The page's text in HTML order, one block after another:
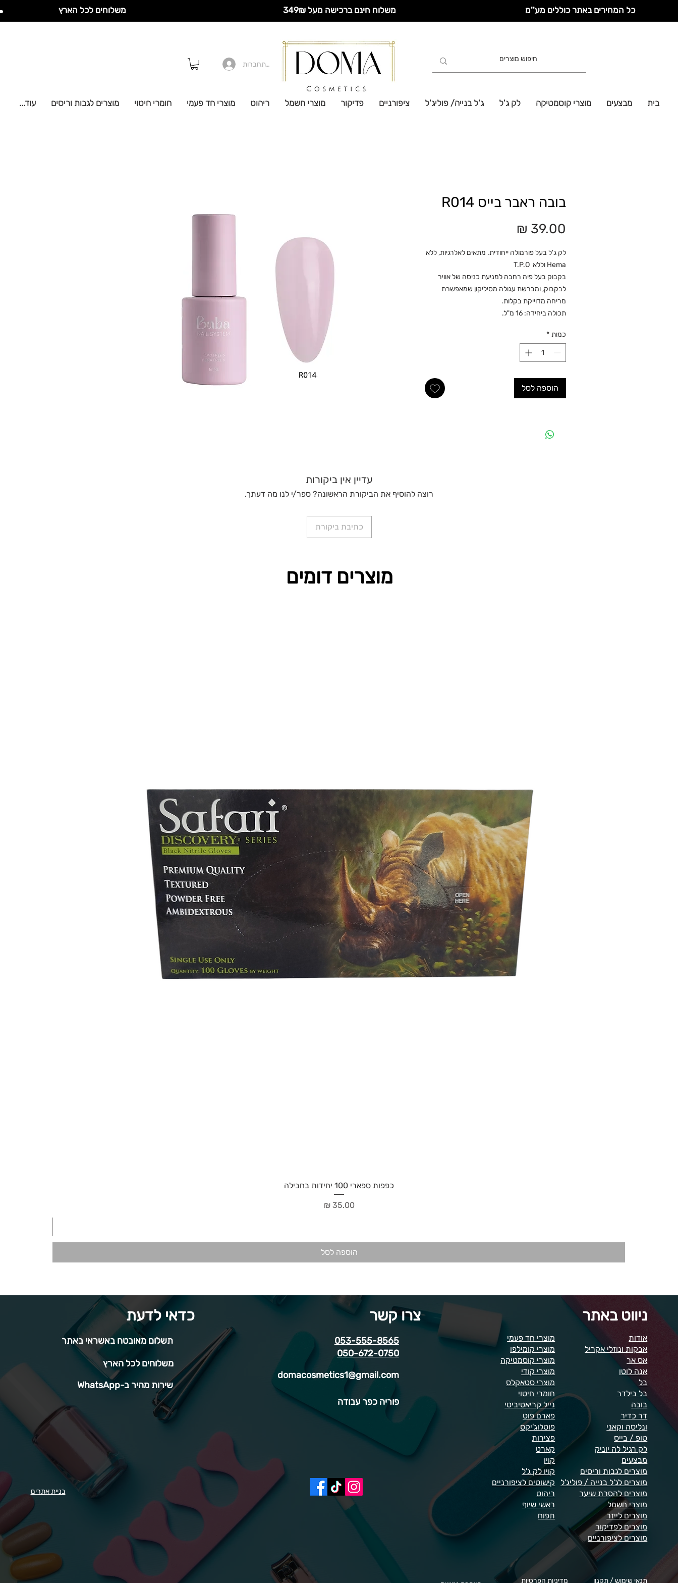
משלוחים לכל הארץ משלוח חינם ברכישה מעל 349₪ כל המחירים באתר כוללים מע''מ
להתחברות
בית מבצעים מוצרי קוסמטיקה לק ג'ל ג'ל בנייה/ פוליג'ל ציפורניים פדיקור מוצרי חשמל ריהוט מוצרי חד פעמי חומרי חיטוי מוצרים לגבות וריסים עוד...
בובה ראבר בייס R014
לק ג'ל בעל פורמולה ייחודית. מתאים לאלרגיות, ללא
Hema וללא T.P.O
בקבוק בעל פיה רחבה למניעת כניסה של אוויר
לבקבוק, ומברשת עגולה מסיליקון שמאפשרת
מריחה מדוייקת בקלות.
תכולה ביחידה: 16 מ"ל.
כמות *
הוספה לסל
עדיין אין ביקורות
רוצה להוסיף את הביקורת הראשונה? ספר/י לנו מה דעתך.
כתיבת ביקורת
מוצרים דומים
כפפות ספארי 100 יחידות בחבילה
מחיר‏35.00 ‏₪
הוספה לסל
כדאי לדעת
תשלום מאובטח באשראי באתר
משלוחים לכל הארץ
שירות מהיר ב-WhatsApp
בניית אתרים
צרו קשר
053-555-8565
050-672-0750
domacosmetics1@gmail.com
פוריה כפר עבודה
ניווט באתר
מוצרי חד פעמי
מוצרי קומילפו
מוצרי קוסמטיקה
מוצרי קודי
מוצרי סטאקלס
חומרי חיטוי
נייל קריאטיביטי
פארם פוט
פוטלוג'יקס
פצירות
קארט
קויו
קויו לק ג'ל
קישוטים לציפורניים
ריהוט
ראשי שיוף
תפוח
אודות
אבקות ונוזלי אקריל
אס אר
אנה לוטן
בל
בל בילדר
בובה
דר כדיר
ונליסה וקאני
טופ / בייס
לק רגיל לה יוניק
מבצעים
מוצרים לגבות וריסים
מוצרים לג'ל בנייה / פוליג'ל
מוצרים להסרת שיער
מוצרי חשמל
מוצרים לייזר
מוצרים לפדיקור
מוצרים לציפורניים
מדיניות הפרטיות תנאי שימוש / תקנון